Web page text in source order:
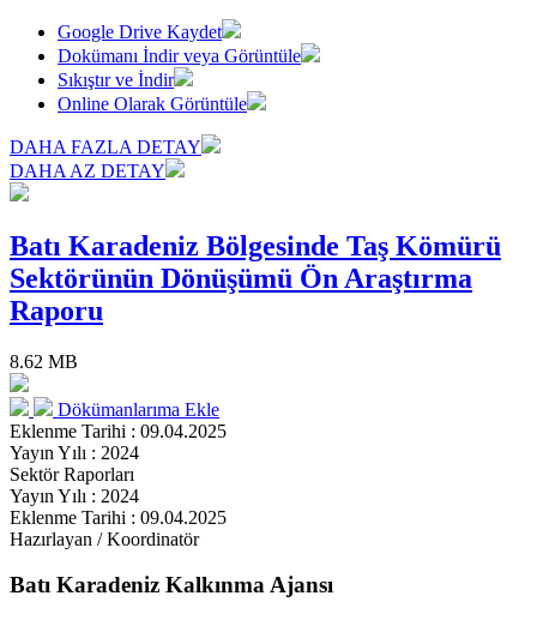
Google Drive Kaydet
Dokümanı İndir veya Görüntüle
Sıkıştır ve İndir
Online Olarak Görüntüle
DAHA FAZLA DETAY
DAHA AZ DETAY
Batı Karadeniz Bölgesinde Taş Kömürü
Sektörünün Dönüşümü Ön Araştırma
Raporu
8.62 MB
Dökümanlarıma Ekle
Eklenme Tarihi : 09.04.2025
Yayın Yılı : 2024
Sektör Raporları
Yayın Yılı : 2024
Eklenme Tarihi : 09.04.2025
Hazırlayan / Koordinatör
Batı Karadeniz Kalkınma Ajansı